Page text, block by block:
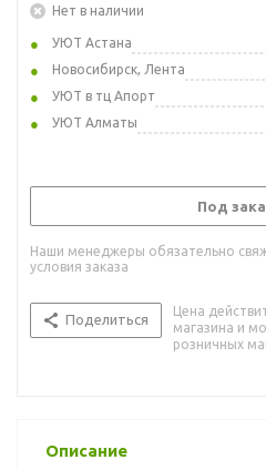
Нет в наличии
УЮТ Астана
Новосибирск, Лента
УЮТ в тц Апорт
УЮТ Алматы
Под
Наши менеджеры обязательно
условия заказа
Поделиться
Цена
магазина и
розничных
Описание